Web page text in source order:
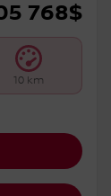
768$
10 km